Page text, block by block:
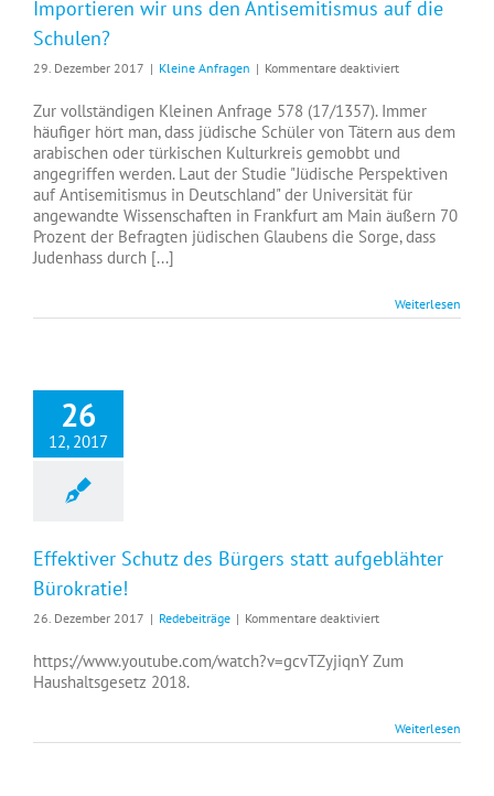
Importieren wir uns den Antisemitismus auf die
Schulen?
29. Dezember 2017 | Kleine Anfragen | Kommentare deaktiviertfür
wir
uns
den
Antisemitismus
auf
die
Schulen?
Zur vollständigen Kleinen Anfrage 578 (17/1357). Immer
häufiger hört man, dass jüdische Schüler von Tätern aus dem
arabischen oder türkischen Kulturkreis gemobbt und
angegriffen werden. Laut der Studie "Jüdische Perspektiven
auf Antisemitismus in Deutschland" der Universität für
angewandte Wissenschaften in Frankfurt am Main äußern 70
Prozent der Befragten jüdischen Glaubens die Sorge, dass
Judenhass durch [...]
Weiterlesen
26
12, 2017
Effektiver Schutz des Bürgers statt aufgeblähter
Bürokratie!
26. Dezember 2017 | Redebeiträge | Kommentare deaktiviertfür
Schutz
aufgeblähter
https://www.youtube.com/watch?v=gcvTZyjiqnY Zum
Haushaltsgesetz 2018.
Weiterlesen